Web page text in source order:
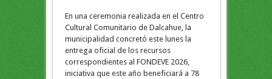
En una ceremonia realizada en el Centro
Cultural Comunitario de Dalcahue, la
municipalidad concretó este lunes la
entrega oficial de los recursos
correspondientes al FONDEVE 2026,
iniciativa que este año beneficiará a 78